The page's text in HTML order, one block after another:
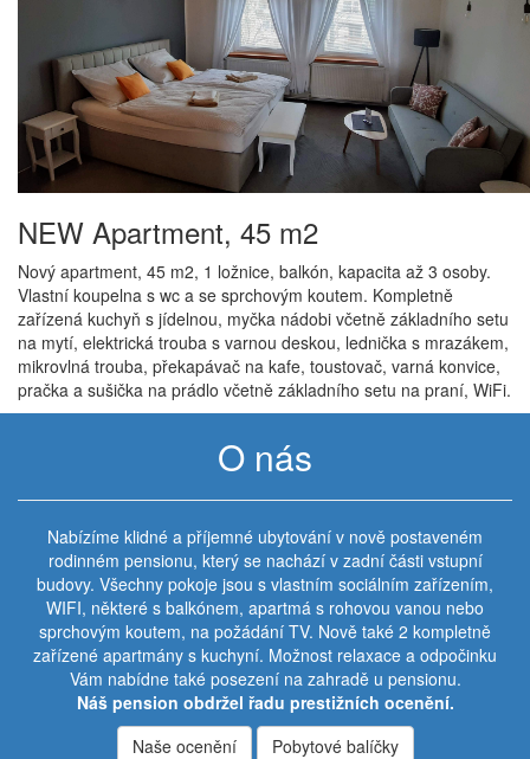
NEW Apartment, 45 m2
Nový apartment, 45 m2, 1 ložnice, balkón, kapacita až 3 osoby.
Vlastní koupelna s wc a se sprchovým koutem. Kompletně
zařízená kuchyň s jídelnou, myčka nádobi včetně základního setu
na mytí, elektrická trouba s varnou deskou, lednička s mrazákem,
mikrovlná trouba, překapávač na kafe, toustovač, varná konvice,
pračka a sušička na prádlo včetně základního setu na praní, WiFi.
O nás
Nabízíme klidné a příjemné ubytování v nově postaveném
rodinném pensionu, který se nachází v zadní části vstupní
budovy. Všechny pokoje jsou s vlastním sociálním zařízením,
WIFI, některé s balkónem, apartmá s rohovou vanou nebo
sprchovým koutem, na požádání TV. Nově také 2 kompletně
zařízené apartmány s kuchyní. Možnost relaxace a odpočinku
Vám nabídne také posezení na zahradě u pensionu.
Náš pension obdržel řadu prestižních ocenění.
Naše ocenění
Pobytové balíčky